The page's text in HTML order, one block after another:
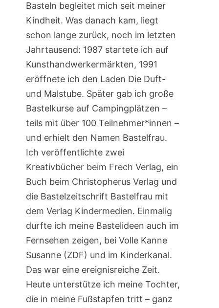
Basteln begleitet mich seit meiner
Kindheit. Was danach kam, liegt
schon lange zurück, noch im letzten
Jahrtausend: 1987 startete ich auf
Kunsthandwerkermärkten, 1991
eröffnete ich den Laden Die Duft-
und Malstube. Später gab ich große
Bastelkurse auf Campingplätzen –
teils mit über 100 Teilnehmer*innen –
und erhielt den Namen Bastelfrau.
Ich veröffentlichte zwei
Kreativbücher beim Frech Verlag, ein
Buch beim Christopherus Verlag und
die Bastelzeitschrift Bastelfrau mit
dem Verlag Kindermedien. Einmalig
durfte ich meine Bastelideen auch im
Fernsehen zeigen, bei Volle Kanne
Susanne (ZDF) und im Kinderkanal.
Das war eine ereignisreiche Zeit.
Heute unterstütze ich meine Tochter,
die in meine Fußstapfen tritt – ganz